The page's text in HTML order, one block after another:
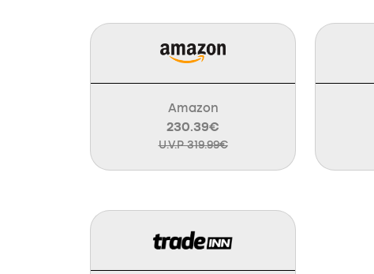
Amazon
230.39€
U.V.P 319.99€